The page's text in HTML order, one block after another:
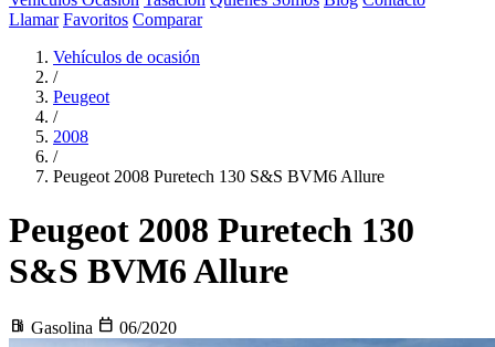
Llamar Favoritos Comparar
Vehículos de ocasión
/
Peugeot
/
2008
/
Peugeot 2008 Puretech 130 S&S BVM6 Allure
Peugeot 2008 Puretech 130
S&S BVM6 Allure
local_gas_station Gasolina calendar_today 06/2020